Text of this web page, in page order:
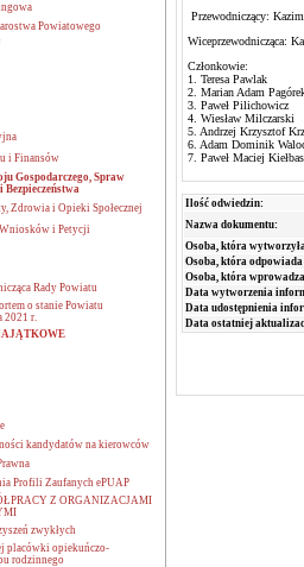
Powiatowego
i Finansów
Gospodarczego, Spraw
Zdrowia i Opieki Społecznej
i Petycji
Rady Powiatu
o stanie Powiatu
2021 r.
kandydatów na kierowców
Profili Zaufanych ePUAP
Z ORGANIZACJAMI
zwykłych
placówki opiekuńczo-
rodzinnego
Przewodniczący:
Wiceprzewodnicząca:
Członkowie:
1. Teresa Pawlak
2. Marian Adam
3. Paweł Pilichowicz
4. Wiesław Milczarski
5. Andrzej Krzysztof
6. Adam Dominik
7. Paweł Maciej
Ilość odwiedzin:
Nazwa dokumentu:
Osoba, która
Osoba, która odpowiada
Osoba, która
Data wytworzenia
Data udostępnienia
Data ostatniej